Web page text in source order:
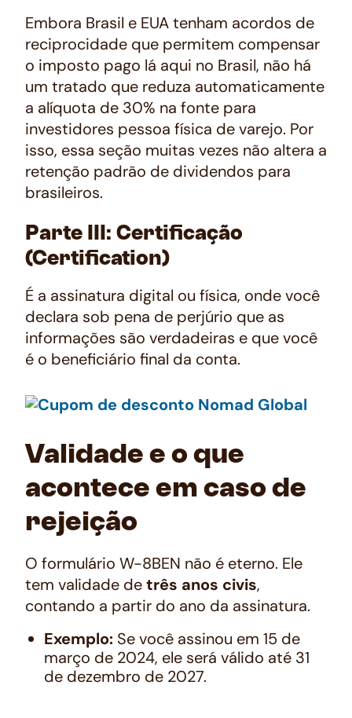
Embora Brasil e EUA tenham acordos de
reciprocidade que permitem compensar
o imposto pago lá aqui no Brasil, não há
um tratado que reduza automaticamente
a alíquota de 30% na fonte para
investidores pessoa física de varejo. Por
isso, essa seção muitas vezes não altera a
retenção padrão de dividendos para
brasileiros.
Parte III: Certificação
(Certification)
É a assinatura digital ou física, onde você
declara sob pena de perjúrio que as
informações são verdadeiras e que você
é o beneficiário final da conta.
Validade e o que
acontece em caso de
rejeição
O formulário W-8BEN não é eterno. Ele
tem validade detrês anos civis,
contando a partir do ano da assinatura.
Exemplo: Se você assinou em 15 de
março de 2024, ele será válido até 31
de dezembro de 2027.